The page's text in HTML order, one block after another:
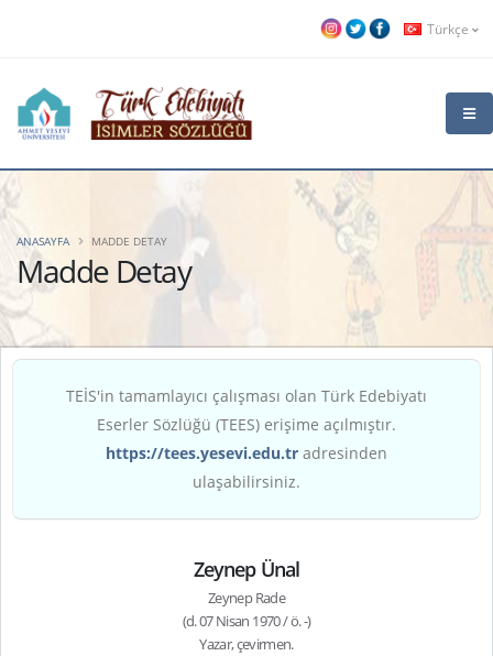
Türkçe
Madde Detay
ANASAYFA MADDE DETAY
TEİS'in tamamlayıcı çalışması olan Türk Edebiyatı
Eserler Sözlüğü (TEES) erişime açılmıştır.
https://tees.yesevi.edu.tr adresinden
ulaşabilirsiniz.
Zeynep Ünal
Zeynep Rade
(d. 07 Nisan 1970 / ö. -)
Yazar, çevirmen.